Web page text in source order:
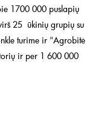
1700 000 puslapių
25 ūkinių grupių su
turime ir "Agrobitė
ir per 1 600 000